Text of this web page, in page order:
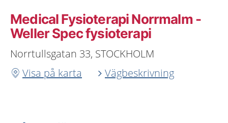
Medical Fysioterapi Norrmalm -
Weller Spec fysioterapi
Norrtullsgatan 33, STOCKHOLM
Visa på karta
Vägbeskrivning